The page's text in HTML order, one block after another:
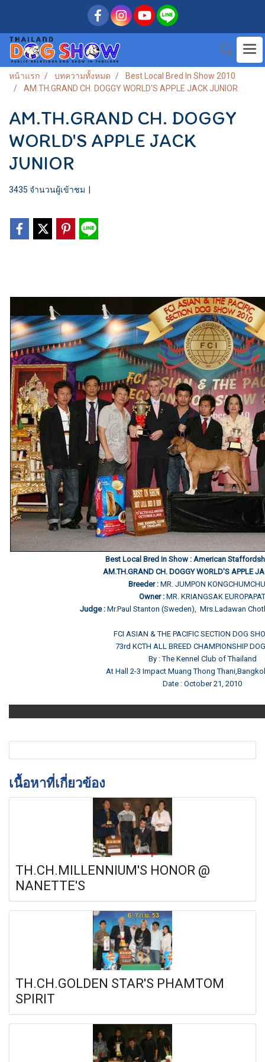
หน้าแรก บทความทั้งหมด
Best Local Bred In Show 2010
AM.TH.GRAND CH. DOGGY WORLD'S APPLE JACK JUNIOR
AM.TH.GRAND CH. DOGGY
WORLD'S APPLE JACK
JUNIOR
3435 จำนวนผู้เข้าชม
Best Local Bred In Show : American
AM.TH.GRAND CH. DOGGY WORLD'S APPLE
Breeder : MR. JUMPON
Owner : MR. KRIANGSAK EUROPAPAT
Judge : Mr.Paul Stanton (Sweden), Mrs.Ladawan
FCI ASIAN & THE PACIFIC SECTION DOG
73rd KCTH ALL BREED CHAMPIONSHIP
By : The Kennel Club of Thailand
At Hall 2-3 Impact Muang Thong
Date : October 21, 2010
เนื้อหาที่เกี่ยวข้อง
TH.CH.MILLENNIUM'S HONOR @
NANETTE'S
TH.CH.GOLDEN STAR'S PHAMTOM
SPIRIT